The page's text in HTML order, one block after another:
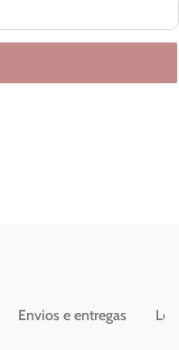
Envios e entregas